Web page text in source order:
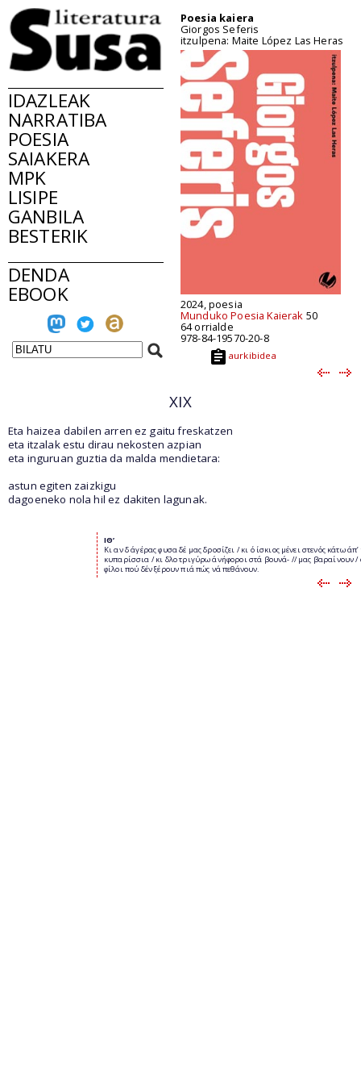
IDAZLEAK
NARRATIBA
POESIA
SAIAKERA
MPK
LISIPE
GANBILA
BESTERIK
DENDA
EBOOK
Poesia kaiera
Giorgos Seferis
itzulpena: Maite López Las Heras
2024, poesia
Munduko Poesia Kaierak 50
64 orrialde
978-84-19570-20-8
aurkibidea
XIX
Eta haizea dabilen arren ez gaitu freskatzen
eta itzalak estu dirau nekosten azpian
eta inguruan guztia da malda mendietara:
astun egiten zaizkigu
dagoeneko nola hil ez dakiten lagunak.
ΙΘ’
Κι αν δ άγέρας φυσα δέ μας δροσίζει / κι ό ίσκιος μένει στενός κάτω άπ’
κυπαρίσσια / κι δλο τριγύρω άνήφοροι στά βουνά- // μας βαραίνουν /
φίλοι πού δέν ξέρουν πιά πώς νά πεθάνουν.